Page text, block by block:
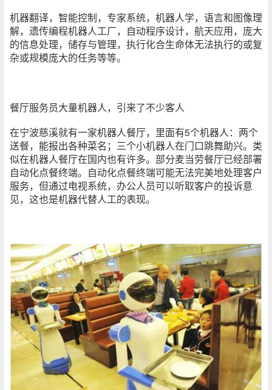
机器翻译，智能控制，专家系统，机器人学，语言和图像理
解，遗传编程机器人工厂，自动程序设计，航天应用，庞大
的信息处理，储存与管理，执行化合生命体无法执行的或复
杂或规模庞大的任务等等。
餐厅服务员大量机器人，引来了不少客人
在宁波慈溪就有一家机器人餐厅，里面有5个机器人：两个
送餐，能报出各种菜名；三个小机器人在门口跳舞助兴。类
似在机器人餐厅在国内也有许多。部分麦当劳餐厅已经部署
自动化点餐终端。自动化点餐终端可能无法完美地处理客户
服务，但通过电视系统，办公人员可以听取客户的投诉意
见，这也是机器代替人工的表现。